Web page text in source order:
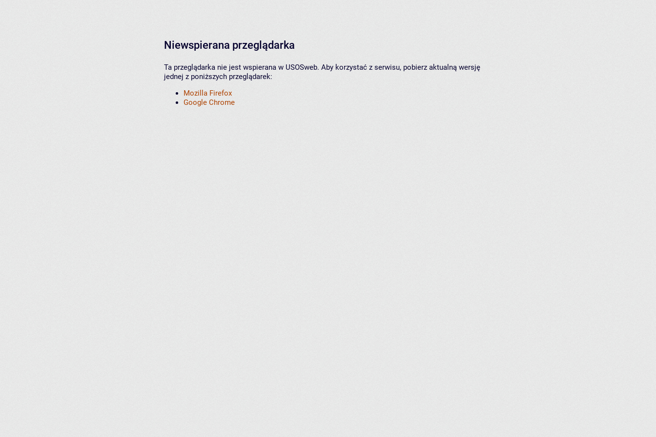
Niewspierana przeglądarka
Ta przeglądarka nie jest wspierana w USOSweb. Aby korzystać z serwisu, pobierz aktualną wersję
jednej z poniższych przeglądarek:
Mozilla Firefox
Google Chrome